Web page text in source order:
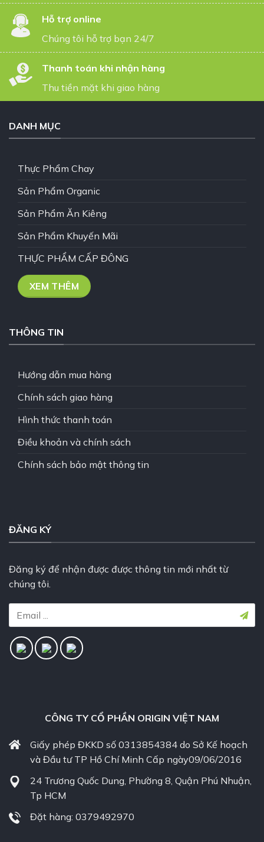
Hỗ trợ online
Chúng tôi hỗ trợ bạn 24/7
Thanh toán khi nhận hàng
Thu tiền mặt khi giao hàng
DANH MỤC
Thực Phẩm Chay
Sản Phẩm Organic
Sản Phẩm Ăn Kiêng
Sản Phẩm Khuyến Mãi
THỰC PHẨM CẤP ĐÔNG
XEM THÊM
THÔNG TIN
Hướng dẫn mua hàng
Chính sách giao hàng
Hình thức thanh toán
Điều khoản và chính sách
Chính sách bảo mật thông tin
ĐĂNG KÝ
Đăng ký để nhận được được thông tin mới nhất từ
chúng tôi.
CÔNG TY CỔ PHẦN ORIGIN VIỆT NAM
Giấy phép ĐKKD số 0313854384 do Sở Kế hoạch
và Đầu tư TP Hồ Chí Minh Cấp ngày09/06/2016
24 Trương Quốc Dung, Phường 8, Quận Phú Nhuận,
Tp HCM
Đặt hàng: 0379492970